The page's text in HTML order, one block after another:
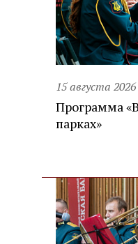
15 августа 2026
Программа
парках»